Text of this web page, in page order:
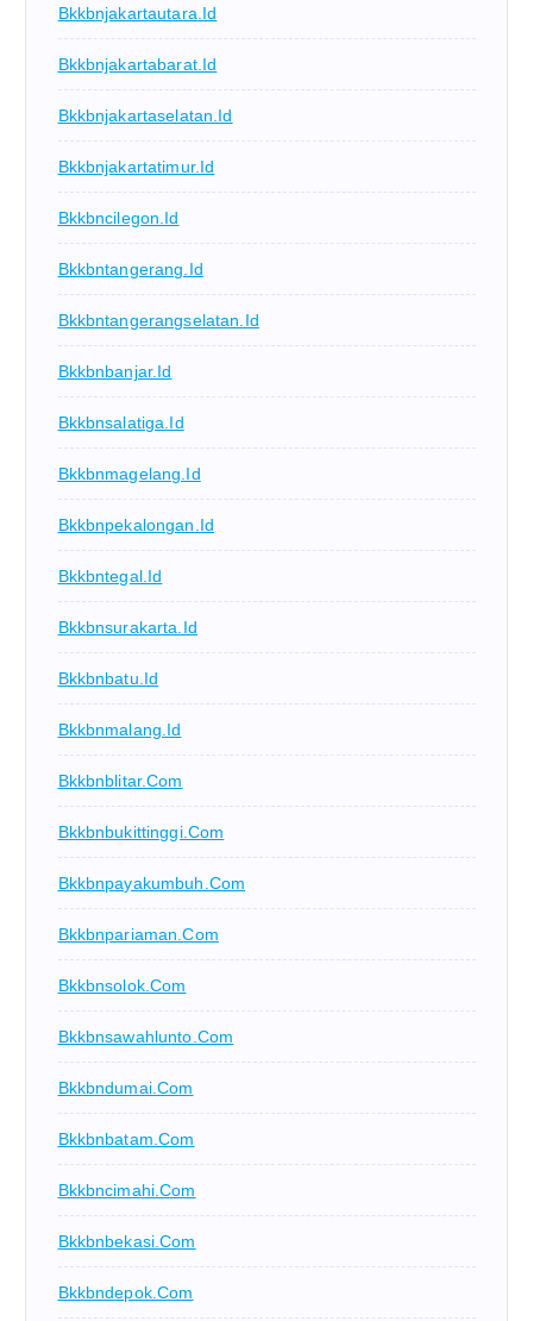
Bkkbnjakartautara.id
Bkkbnjakartabarat.id
Bkkbnjakartaselatan.id
Bkkbnjakartatimur.id
Bkkbncilegon.id
Bkkbntangerang.id
Bkkbntangerangselatan.id
Bkkbnbanjar.id
Bkkbnsalatiga.id
Bkkbnmagelang.id
Bkkbnpekalongan.id
Bkkbntegal.id
Bkkbnsurakarta.id
Bkkbnbatu.id
Bkkbnmalang.id
Bkkbnblitar.com
Bkkbnbukittinggi.com
Bkkbnpayakumbuh.com
Bkkbnpariaman.com
Bkkbnsolok.com
Bkkbnsawahlunto.com
Bkkbndumai.com
Bkkbnbatam.com
Bkkbncimahi.com
Bkkbnbekasi.com
Bkkbndepok.com